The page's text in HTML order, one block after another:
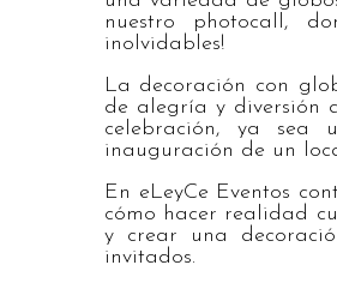
nuestro photocall,
inolvidables!
La decoración con
de alegría y diversión
celebración, ya sea
inauguración de un
En eLeyCe Eventos
cómo hacer realidad
y crear una
invitados.